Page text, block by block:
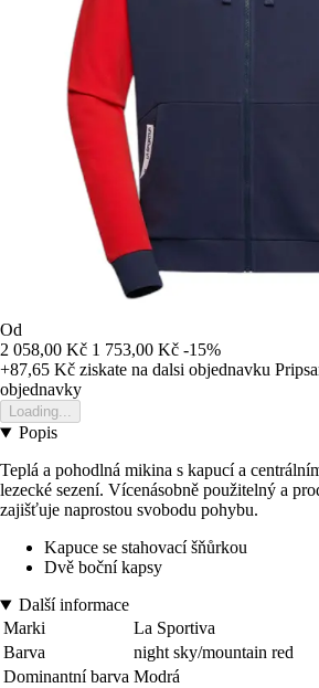
Od
2 058,00 Kč 1 753,00 Kč -15%
+87,65 Kč ziskate na dalsi objednavku
objednavky
Loading...
Popis
Teplá a pohodlná mikina s kapucí a
lezecké sezení. Vícenásobně použitelný a
zajišťuje naprostou svobodu pohybu.
Kapuce se stahovací šňůrkou
Dvě boční kapsy
Další informace
Marki
La Sportiva
Barva
night sky/mountain red
Dominantní barva Modrá